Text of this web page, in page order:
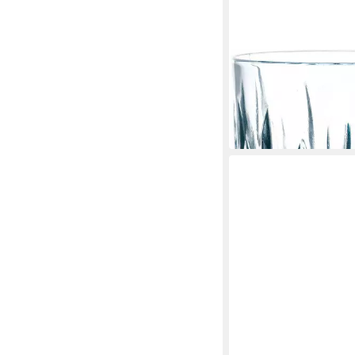
NACHTMANN
Whiskyglas Noblesse
ab 37,88 €
in 2-3 Werktagen bei dir